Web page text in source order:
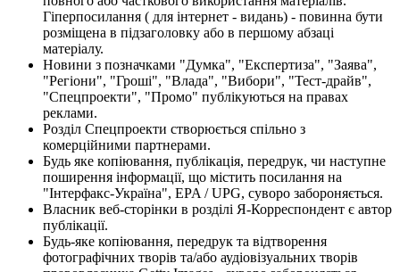
Гіперпосилання ( для інтернет - видань) - повинна бути
розміщена в підзаголовку або в першому абзаці
матеріалу.
Новини з позначками "Думка", "Експертиза", "Заява",
"Регіони", "Гроші", "Влада", "Вибори", "Тест-драйв",
"Спецпроекти", "Промо" публікуються на правах
реклами.
Розділ Спецпроекти створюється спільно з
комерційними партнерами.
Будь яке копіювання, публікація, передрук, чи наступне
поширення інформації, що містить посилання на
"Інтерфакс-Україна", EPA / UPG, суворо забороняється.
Власник веб-сторінки в розділі Я-Корреспондент є автор
публікації.
Будь-яке копіювання, передрук та відтворення
фотографічних творів та/або аудіовізуальних творів